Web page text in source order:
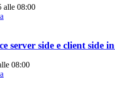
alle 08:00
server side e client
08:00